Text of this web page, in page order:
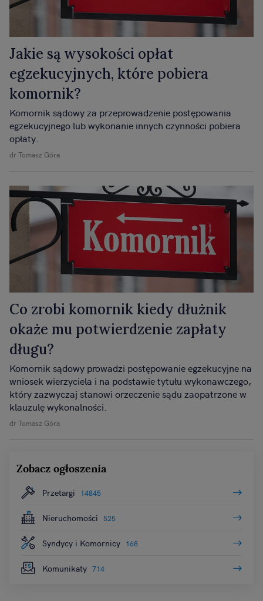
Jakie są wysokości opłat
egzekucyjnych, które pobiera
komornik?
dr Tomasz Góra
Komornik sądowy za przeprowadzenie postępowania
egzekucyjnego lub wykonanie innych czynności pobiera
opłaty.
Co zrobi komornik kiedy dłużnik
okaże mu potwierdzenie zapłaty
długu?
dr Tomasz Góra
Komornik sądowy prowadzi postępowanie egzekucyjne na
wniosek wierzyciela i na podstawie tytułu wykonawczego,
który zazwyczaj stanowi orzeczenie sądu zaopatrzone w
klauzulę wykonalności.
Zobacz ogłoszenia
Przetargi 14845
Nieruchomości 525
Syndycy i Komornicy 168
Komunikaty 714